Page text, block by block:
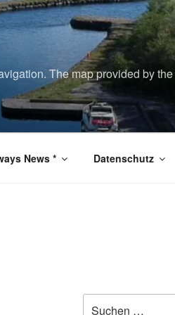
The map provided by
News * Datenschutz